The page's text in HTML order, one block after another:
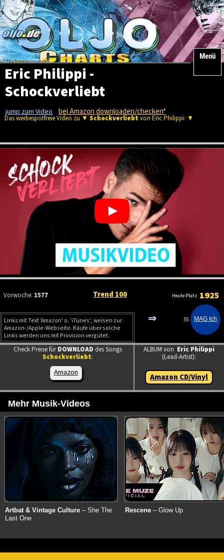
Menü
Eric Philippi -
Schockverliebt
jump zum Video bei Amazon downloaden/checken*
Das werbespotfreie Video zu ▼ Schockverliebt von Eric Philippi: ▼
Vorwoche: 1577 Trend 100 Heute Platz 1925
Links mit Text 'Amazon' o. 'iTunes', weisen zur
Amazon-/Apple-Webseite. Käufe über solche
Links werden uns mit Provision vergütet.
⇒ 55
Check Preise fürDOWNLOAD des Songs
Schockverliebt:
Amazon
ALBUM von Eric Philippi
(Lead-Artist):
Amazon CD/Vinyl
Mehr Musik-Videos
Artbat & Vintage Culture – She The
Last One
Rescene – Glow Up